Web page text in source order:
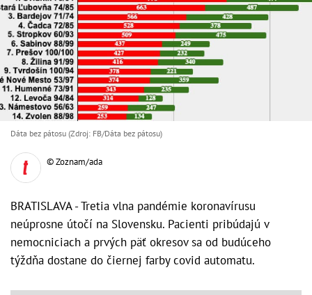
Dáta bez pátosu (Zdroj: FB/Dáta bez pátosu)
© Zoznam/ada
BRATISLAVA - Tretia vlna pandémie koronavírusu
neúprosne útočí na Slovensku. Pacienti pribúdajú v
nemocniciach a prvých päť okresov sa od budúceho
týždňa dostane do čiernej farby covid automatu.